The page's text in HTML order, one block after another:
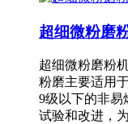
超细微粉磨
超细微粉磨粉
粉磨主要适用
9级以下的非易
试验和改进，